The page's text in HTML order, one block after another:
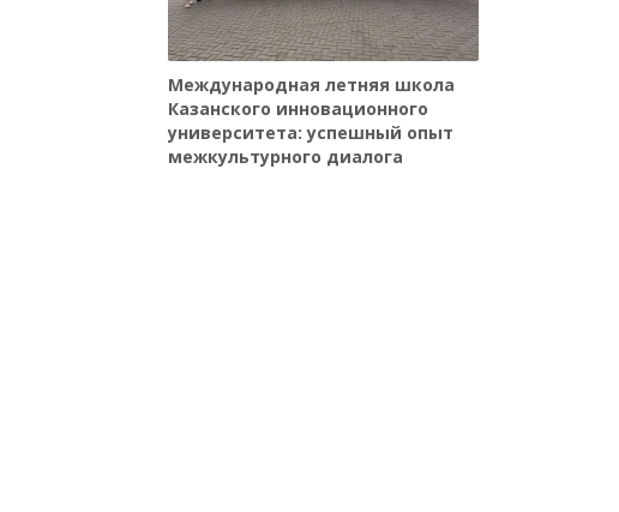
Международная летняя школа
Казанского инновационного
университета: успешный опыт
межкультурного диалога